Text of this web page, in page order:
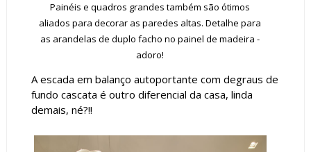
Painéis e quadros grandes também são ótimos
aliados para decorar as paredes altas. Detalhe para
as arandelas de duplo facho no painel de madeira -
adoro!
A escada em balanço autoportante com degraus de
fundo cascata é outro diferencial da casa, linda
demais, né?!!